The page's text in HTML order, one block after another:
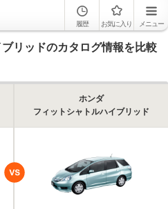
履歴 お気に入り メニュー
リッドのカタログ情報を比較
ホンダ
フィットシャトルハイブリッド